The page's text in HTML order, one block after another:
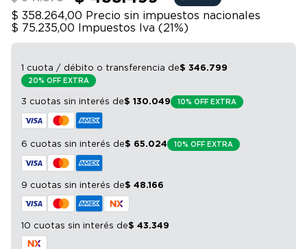
$ 358.264,00 Precio sin impuestos nacionales
$ 75.235,00
Impuestos Iva (21%)
1 cuota / débito o transferencia de$ 346.799
20% OFF EXTRA
3 cuotas sin interés de$ 130.049 10% OFF EXTRA
6 cuotas sin interés de$ 65.024 10% OFF EXTRA
9 cuotas sin interés de$ 48.166
10 cuotas sin interés de$ 43.349